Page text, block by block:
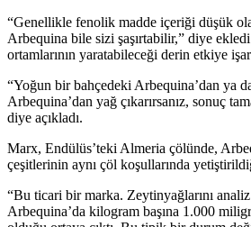
“Genellikle fenolik madde içeriği düşük
Arbequina bile sizi şaşırtabilir,” diye ekledi
ortamlarının yaratabileceği derin etkiye
“Yoğun bir bahçedeki Arbequina’dan ya
Arbequina’dan yağ çıkarırsanız, sonuç
diye açıkladı.
Marx, Endülüs’teki Almeria çölünde,
çeşitlerinin aynı çöl koşullarında
“Bu ticari bir marka. Zeytinyağlarını
Arbequina’da kilogram başına 1.000